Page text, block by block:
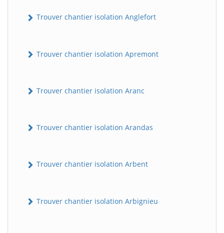
Trouver chantier isolation Anglefort
Trouver chantier isolation Apremont
Trouver chantier isolation Aranc
Trouver chantier isolation Arandas
Trouver chantier isolation Arbent
Trouver chantier isolation Arbignieu